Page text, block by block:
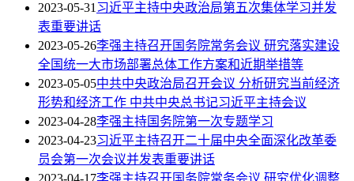
2023-05-31习近平主持中央政治局第五次集体学习并发
表重要讲话
2023-05-26李强主持召开国务院常务会议 研究落实建设
全国统一大市场部署总体工作方案和近期举措等
2023-05-05中共中央政治局召开会议 分析研究当前经济
形势和经济工作 中共中央总书记习近平主持会议
2023-04-28李强主持国务院第一次专题学习
2023-04-23习近平主持召开二十届中央全面深化改革委
员会第一次会议并发表重要讲话